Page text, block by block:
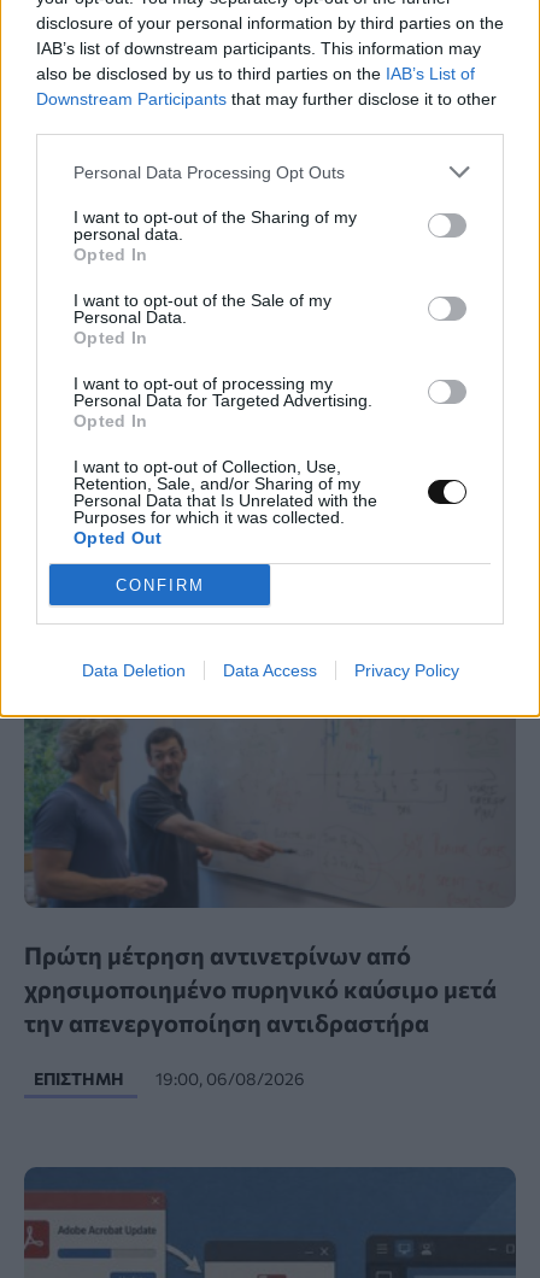
disclosure of your personal information by third parties on the
IAB’s list of downstream participants. This information may
also be disclosed by us to third parties on the IAB’s List of
Downstream Participants that may further disclose it to other
Personal Data Processing Opt Outs
I want to opt-out of the Sharing of my
personal data.
Opted In
I want to opt-out of the Sale of my
Personal Data.
Opted In
I want to opt-out of processing my
Personal Data for Targeted Advertising.
Opted In
I want to opt-out of Collection, Use,
Retention, Sale, and/or Sharing of my
Personal Data that Is Unrelated with the
Purposes for which it was collected.
Opted Out
CONFIRM
Data Deletion Data Access Privacy Policy
ΕΠΙΣΤΉΜΗ 22:00, 06/08/2026
Κουίζ: Πόσο καλά γνωρίζετε την ελληνική
μυθολογία; Μπορείτε να κάνετε το 3 στα 3;
ΨΥΧΑΓΩΓΊΑ 21:00, 06/08/2026
Πρώτη μέτρηση αντινετρίνων από
χρησιμοποιημένο πυρηνικό καύσιμο μετά
την απενεργοποίηση αντιδραστήρα
ΕΠΙΣΤΉΜΗ 19:00, 06/08/2026